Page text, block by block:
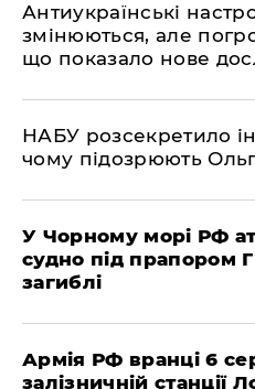
Антиукраїнські
змінюються, але
що показало нове
НАБУ розсекретило
чому підозрюють
У Чорному морі РФ
судно під прапором
загиблі
Армія РФ вранці 6
залізничній станції